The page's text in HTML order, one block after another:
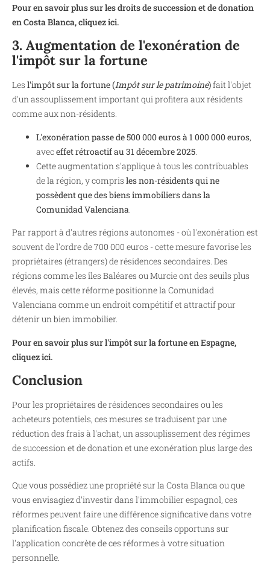
Pour en savoir plus sur les droits de succession et de donation
en Costa Blanca, cliquez ici.
3. Augmentation de l'exonération de
l'impôt sur la fortune
Les l'impôt sur la fortune (Impôt sur le patrimoine)fait l'objet
d'un assouplissement important qui profitera aux résidents
comme aux non-résidents.
L'exonération passe de 500 000 euros à 1 000 000 euros,
aveceffet rétroactif au 31 décembre 2025.
Cette augmentation s'applique à tous les contribuables
de la région, y compris les non-résidents qui ne
possèdent que des biens immobiliers dans la
Comunidad Valenciana.
Par rapport à d'autres régions autonomes - où l'exonération est
souvent de l'ordre de 700 000 euros - cette mesure favorise les
propriétaires (étrangers) de résidences secondaires. Des
régions comme les îles Baléares ou Murcie ont des seuils plus
élevés, mais cette réforme positionne la Comunidad
Valenciana comme un endroit compétitif et attractif pour
détenir un bien immobilier.
Pour en savoir plus sur l'impôt sur la fortune en Espagne,
cliquez ici.
Conclusion
Pour les propriétaires de résidences secondaires ou les
acheteurs potentiels, ces mesures se traduisent par une
réduction des frais à l'achat, un assouplissement des régimes
de succession et de donation et une exonération plus large des
actifs.
Que vous possédiez une propriété sur la Costa Blanca ou que
vous envisagiez d'investir dans l'immobilier espagnol, ces
réformes peuvent faire une différence significative dans votre
planification fiscale. Obtenez des conseils opportuns sur
l'application concrète de ces réformes à votre situation
personnelle.